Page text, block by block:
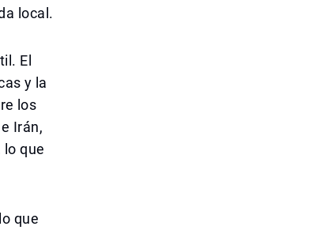
local.
El
y la
los
Irán,
que
que